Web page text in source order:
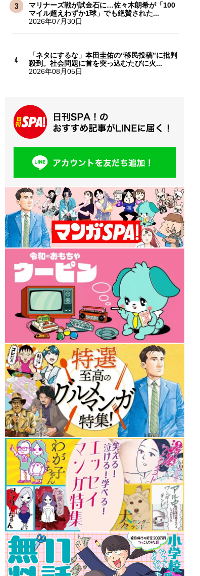
マリナーズ戦が試金石に…佐々木朗希が「100
マイル超えわずか1球」でも絶賛された...
2026年07月30日
「ネタにするな」本田圭佑の“移民投稿”に批判
殺到。社会問題に首を突っ込むたびに火...
2026年08月05日